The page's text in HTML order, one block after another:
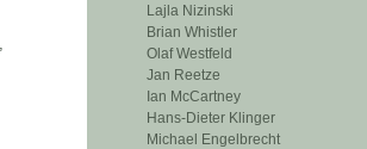
Lajla Nizinski
Brian Whistler
Olaf Westfeld
Jan Reetze
Ian McCartney
Hans-Dieter Klinger
Michael Engelbrecht